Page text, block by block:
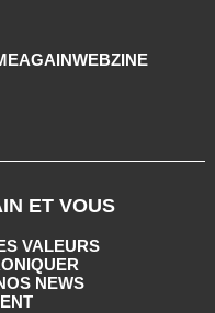
ET VOUS
VALEURS
NEWS